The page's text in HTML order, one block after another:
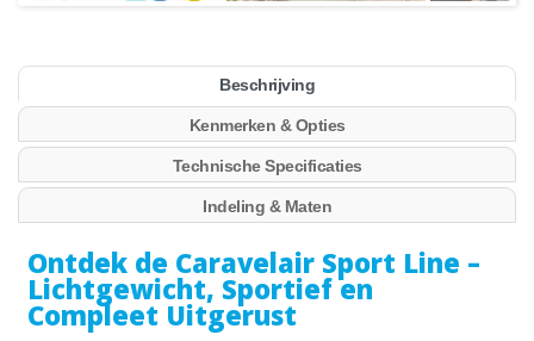
Beschrijving
Kenmerken & Opties
Technische Specificaties
Indeling & Maten
Ontdek de Caravelair Sport Line –
Lichtgewicht, Sportief en
Compleet Uitgerust